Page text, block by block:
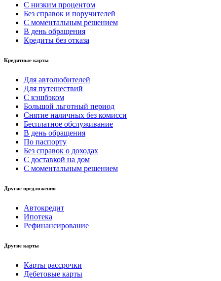
С низким процентом
Без справок и поручителей
С моментальным решением
В день обращения
Кредиты без отказа
Кредитные карты
Для автолюбителей
Для путешествий
С кэшбэком
Большой льготный период
Снятие наличных без комисси
Бесплатное обслуживание
В день обращения
По паспорту
Без справок о доходах
С доставкой на дом
С моментальным решением
Другие предложения
Автокредит
Ипотека
Рефинансирование
Другие карты
Карты рассрочки
Дебетовые карты